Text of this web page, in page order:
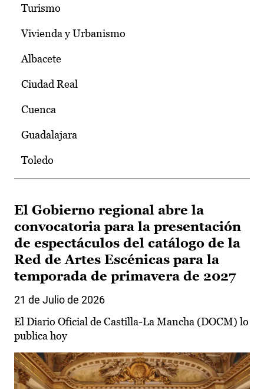
Turismo
Vivienda y Urbanismo
Albacete
Ciudad Real
Cuenca
Guadalajara
Toledo
El Gobierno regional abre la
convocatoria para la presentación
de espectáculos del catálogo de la
Red de Artes Escénicas para la
temporada de primavera de 2027
21 de Julio de 2026
El Diario Oficial de Castilla-La Mancha (DOCM) lo
publica hoy